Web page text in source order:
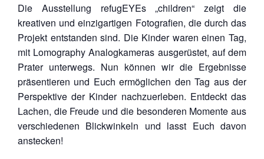
Die Ausstellung refugEYEs „children“ zeigt die
kreativen und einzigartigen Fotografien, die durch das
Projekt entstanden sind. Die Kinder waren einen Tag,
mit Lomography Analogkameras ausgerüstet, auf dem
Prater unterwegs. Nun können wir die Ergebnisse
präsentieren und Euch ermöglichen den Tag aus der
Perspektive der Kinder nachzuerleben. Entdeckt das
Lachen, die Freude und die besonderen Momente aus
verschiedenen Blickwinkeln und lasst Euch davon
anstecken!